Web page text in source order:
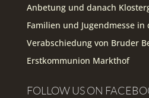
Anbetung und danach
Familien und Jugendmesse
Verabschiedung von Bruder
Erstkommunion Markthof
FOLLOW US ON